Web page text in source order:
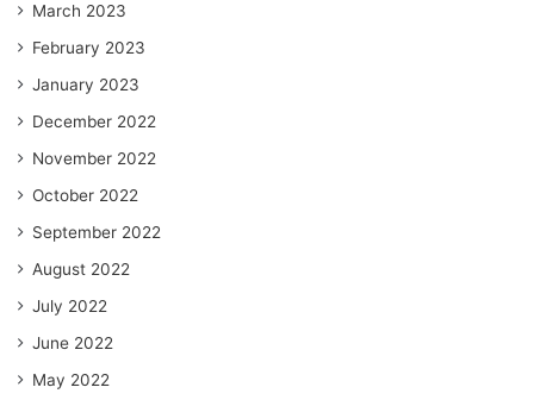
March 2023
February 2023
January 2023
December 2022
November 2022
October 2022
September 2022
August 2022
July 2022
June 2022
May 2022